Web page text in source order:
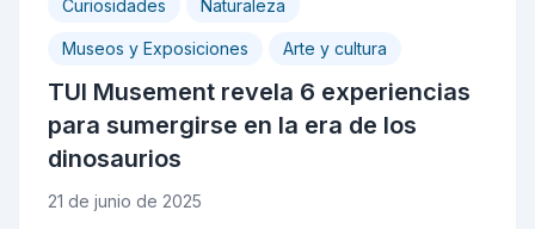
Curiosidades Naturaleza
Museos y Exposiciones Arte y cultura
TUI Musement revela 6 experiencias
para sumergirse en la era de los
dinosaurios
21 de junio de 2025